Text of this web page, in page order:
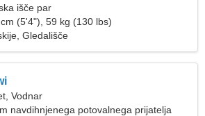
išče par
(5'4"), 59 kg (130 lbs)
Gledališče
Vodnar
navdihnjenega potovalnega prijatelja